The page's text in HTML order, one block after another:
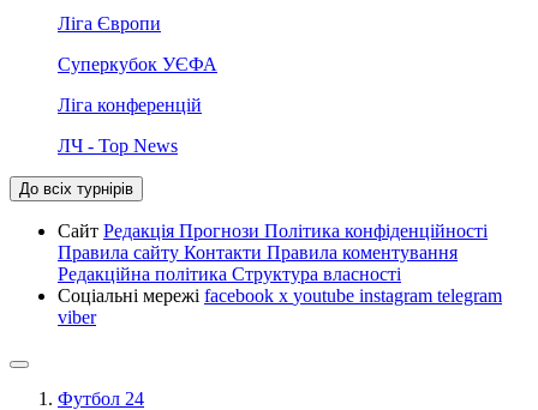
Ліга Європи
Суперкубок УЄФА
Ліга конференцій
ЛЧ - Top News
До всіх турнірів
Сайт Редакція Прогнози Політика конфіденційності
Правила сайту Контакти Правила коментування
Редакційна політика Структура власності
Соціальні мережі facebook x youtube instagram telegram
viber
Футбол 24